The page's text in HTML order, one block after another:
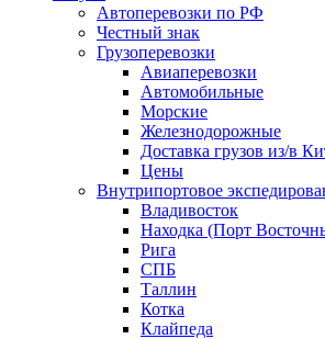
Автоперевозки по РФ
Честный знак
Грузоперевозки
Авиаперевозки
Автомобильные
Морские
Железнодорожные
Доставка грузов из/в
Цены
Внутрипортовое
Владивосток
Находка (Порт
Рига
СПБ
Таллин
Котка
Клайпеда